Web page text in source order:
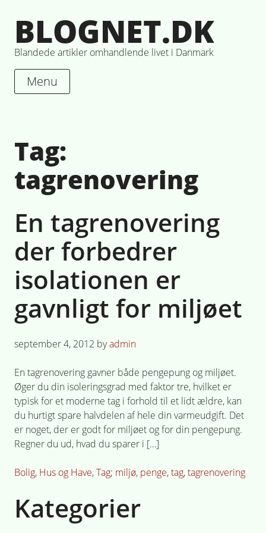
to
content
BLOGNET.DK
Blandede artikler omhandlende livet i Danmark
Menu
Tag:
tagrenovering
En tagrenovering
der forbedrer
isolationen er
gavnligt for miljøet
Posted
september 4, 2012 byadmin
En tagrenovering gavner både pengepung og miljøet.
Øger du din isoleringsgrad med faktor tre, hvilket er
typisk for et moderne tag i forhold til et lidt ældre, kan
du hurtigt spare halvdelen af hele din varmeudgift. Det
er noget, der er godt for miljøet og for din pengepung.
Regner du ud, hvad du sparer i […]
Posted
Bolig, Hus og Have,Tag Tagged
miljø, penge,tag,tagrenovering
Kategorier